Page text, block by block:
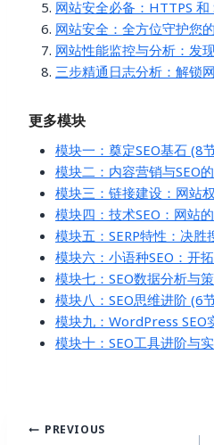
网站安全必备：HTTPS 和
网站安全：全方位守护您
网站性能监控与分析：发
三步精通日志分析：解锁
更多模块
模块一：奠定SEO基石 (8
模块二：内容营销与SEO
模块三：链接建设：网站
模块四：技术SEO：网站
模块五：SERP特性：决胜
模块六：小语种SEO：开
模块七：SEO数据分析与
模块八：SEO思维进阶 (6
模块九：WordPress SEO
模块十：SEO工具进阶与
PostPREVIOUS